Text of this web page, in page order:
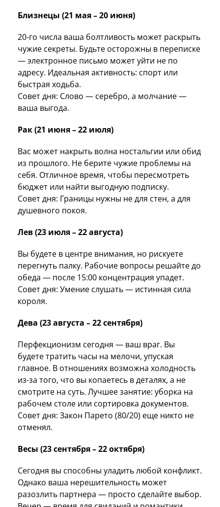
Близнецы (21 мая – 20 июня)
20-го числа ваша болтливость может раскрыть
чужие секреты. Будьте осторожны в переписке
— электронное письмо может уйти не по
адресу. Идеальная активность: спорт или
быстрая ходьба.
Совет дня: Слово — серебро, а молчание —
ваша выгода.
Рак (21 июня – 22 июля)
Вас может накрыть волна ностальгии или обид
из прошлого. Не берите чужие проблемы на
себя. Отличное время, чтобы пересмотреть
бюджет или найти выгодную подписку.
Совет дня: Границы нужны не для стен, а для
душевного покоя.
Лев (23 июля – 22 августа)
Вы будете в центре внимания, но рискуете
перегнуть палку. Рабочие вопросы решайте до
обеда — после 15:00 концентрация упадет.
Совет дня: Умение слушать — истинная сила
короля.
Дева (23 августа – 22 сентября)
Перфекционизм сегодня — ваш враг. Вы
будете тратить часы на мелочи, упуская
главное. В отношениях возможна холодность
из-за того, что вы копаетесь в деталях, а не
смотрите на суть. Лучшее занятие: уборка на
рабочем столе или сортировка документов.
Совет дня: Закон Парето (80/20) еще никто не
отменял.
Весы (23 сентября – 22 октября)
Сегодня вы способны уладить любой конфликт.
Однако ваша нерешительность может
разозлить партнера — просто сделайте выбор.